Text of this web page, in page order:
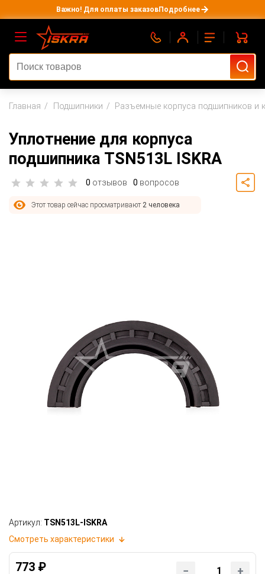
Важно! Для оплаты заказовПодробнее
Главная Подшипники Разъемные корпуса подшипников и
Уплотнение для корпуса
подшипника TSN513L ISKRA
0 отзывов 0 вопросов
Этот товар сейчас просматривают 2 человека
Артикул: TSN513L-ISKRA
Смотреть характеристики
773 ₽